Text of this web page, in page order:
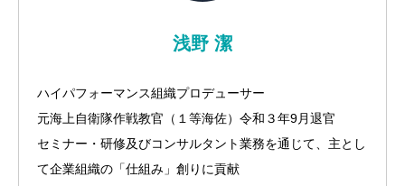
浅野 潔
ハイパフォーマンス組織プロデューサー
元海上自衛隊作戦教官（１等海佐）令和３年9月退官
セミナー・研修及びコンサルタント業務を通じて、主とし
て企業組織の「仕組み」創りに貢献